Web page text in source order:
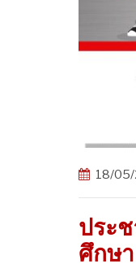
18/05/
ประ
ศึกษ